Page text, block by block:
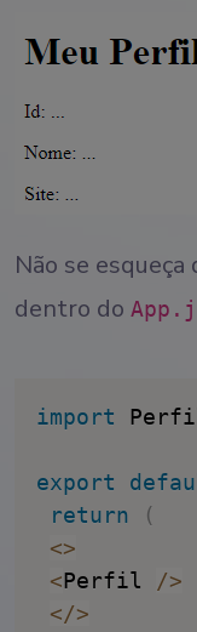
Não se
dentro do
import
export
return
(
<>
<Perfil />
</>